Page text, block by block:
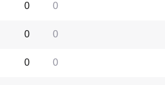
0
0
0
0
0
0